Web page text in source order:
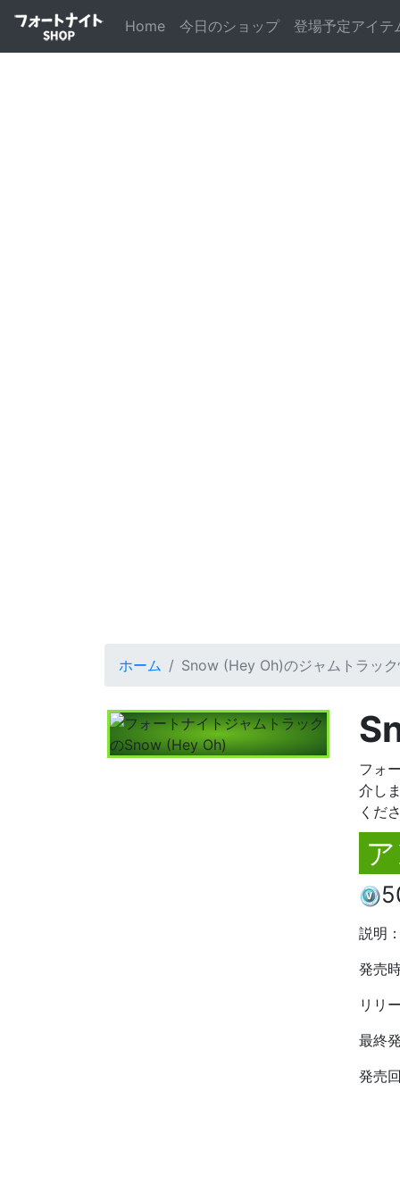
Home(current)
今日のショップ 登場予定アイテ
ホーム Snow (Hey Oh)のジャムトラッ
フォ
介し
くだ
説明
発売
リリ
最終
発売